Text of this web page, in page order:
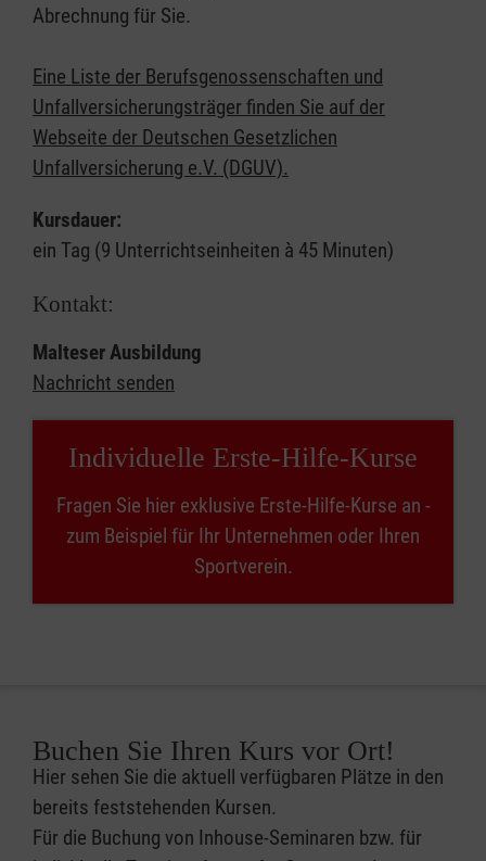
Abrechnung für Sie.
Eine Liste der Berufsgenossenschaften und
Unfallversicherungsträger finden Sie auf der
Webseite der Deutschen Gesetzlichen
Unfallversicherung e.V. (DGUV).
Kursdauer:
ein Tag (9 Unterrichtseinheiten à 45 Minuten)
Kontakt:
Malteser Ausbildung
Nachricht senden
Individuelle Erste-Hilfe-Kurse
Fragen Sie hier exklusive Erste-Hilfe-Kurse an -
zum Beispiel für Ihr Unternehmen oder Ihren
Sportverein.
Buchen Sie Ihren Kurs vor Ort!
Hier sehen Sie die aktuell verfügbaren Plätze in den
bereits feststehenden Kursen.
Für die Buchung von Inhouse-Seminaren bzw. für